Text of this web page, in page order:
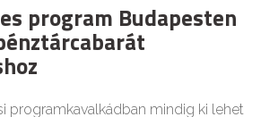
program Budapesten
programkavalkádban mindig ki lehet